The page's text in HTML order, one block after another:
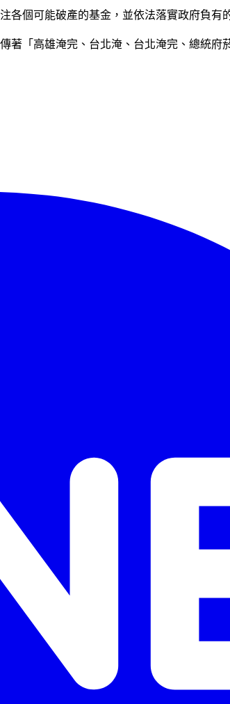
個可能破產的基金，並依法落實政府負有
「高雄淹完、台北淹、台北淹完、總統府